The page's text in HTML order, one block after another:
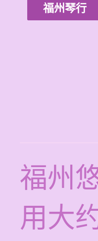
福州琴行
福州
用大